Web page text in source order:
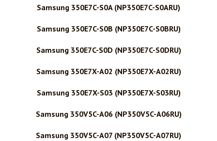
Samsung 350E7C-S0A (NP350E7C-S0ARU)
Samsung 350E7C-S0B (NP350E7C-S0BRU)
Samsung 350E7C-S0D (NP350E7C-S0DRU)
Samsung 350E7X-A02 (NP350E7X-A02RU)
Samsung 350E7X-S03 (NP350E7X-S03RU)
Samsung 350V5C-A06 (NP350V5C-A06RU)
Samsung 350V5C-A07 (NP350V5C-A07RU)